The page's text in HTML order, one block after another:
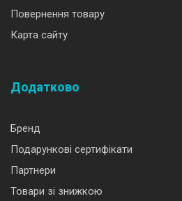
Повернення товару
Карта сайту
Додатково
Бренд
Подарункові сертифікати
Партнери
Товари зі знижкою